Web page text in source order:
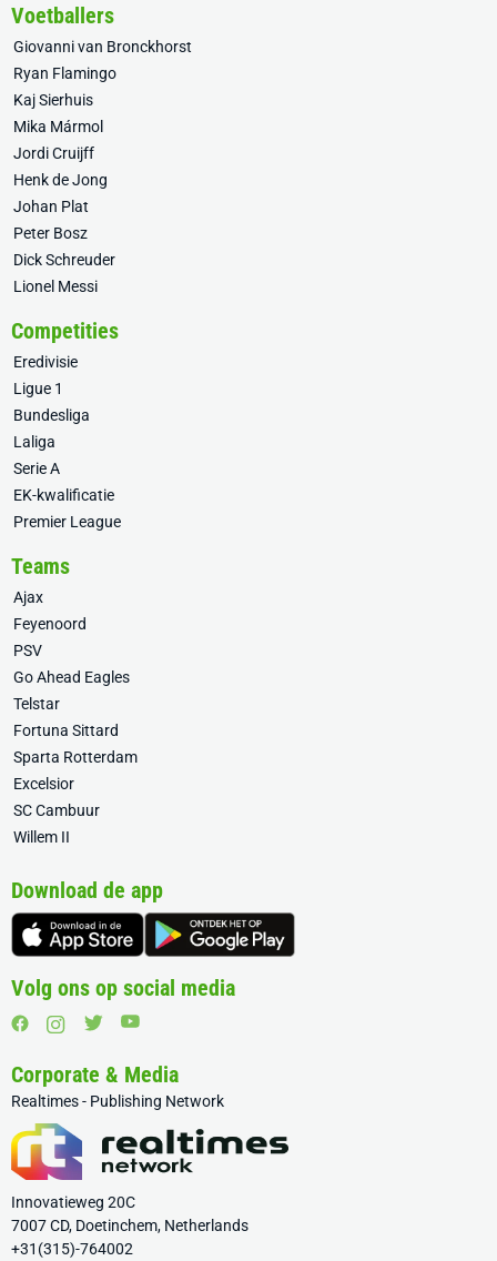
Voetballers
Giovanni van Bronckhorst
Ryan Flamingo
Kaj Sierhuis
Mika Mármol
Jordi Cruijff
Henk de Jong
Johan Plat
Peter Bosz
Dick Schreuder
Lionel Messi
Competities
Eredivisie
Ligue 1
Bundesliga
Laliga
Serie A
EK-kwalificatie
Premier League
Teams
Ajax
Feyenoord
PSV
Go Ahead Eagles
Telstar
Fortuna Sittard
Sparta Rotterdam
Excelsior
SC Cambuur
Willem II
Download de app
Volg ons op social media
Corporate & Media
Realtimes - Publishing Network
Innovatieweg 20C
7007 CD, Doetinchem, Netherlands
+31(315)-764002